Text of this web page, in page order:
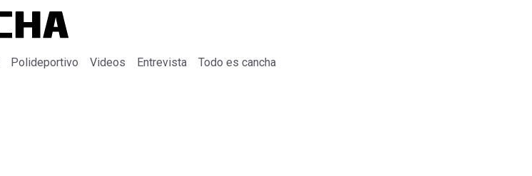
Polideportivo Videos Entrevista Todo es cancha